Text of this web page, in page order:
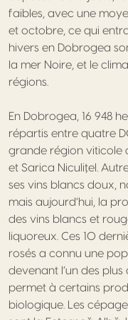
faibles, avec une
et octobre, ce qui
hivers en Dobrogea
la mer Noire, et le
régions.
En Dobrogea, 16 948
répartis entre quatre
grande région viticole
et Sarica Niculițel.
ses vins blancs doux,
mais aujourd’hui, la
des vins blancs et
liquoreux. Ces 10
rosés a connu une
devenant l’un des
permet à certains
biologique. Les